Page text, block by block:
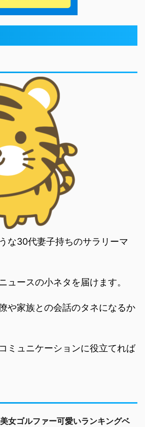
な30代妻子持ちのサラリーマ
ュースの小ネタを届けます。
や家族との会話のタネになるか
ミュニケーションに役立てれば
女ゴルファー可愛いランキングベ